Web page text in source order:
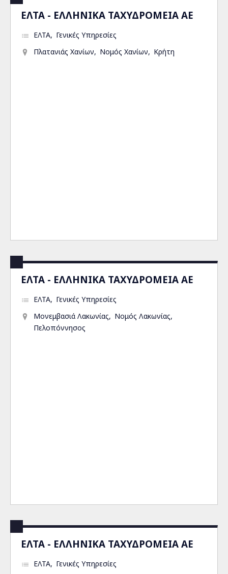
ΕΛΤΑ - ΕΛΛΗΝΙΚΑ ΤΑΧΥΔΡΟΜΕΙΑ ΑΕ
ΕΛΤΑ
Γενικές Υπηρεσίες
Πλατανιάς Χανίων
Νομός Χανίων Κρήτη
ΕΛΤΑ - ΕΛΛΗΝΙΚΑ ΤΑΧΥΔΡΟΜΕΙΑ ΑΕ
ΕΛΤΑ
Γενικές Υπηρεσίες
Μονεμβασιά Λακωνίας
Νομός Λακωνίας
Πελοπόννησος
ΕΛΤΑ - ΕΛΛΗΝΙΚΑ ΤΑΧΥΔΡΟΜΕΙΑ ΑΕ
ΕΛΤΑ Γενικές Υπηρεσίες